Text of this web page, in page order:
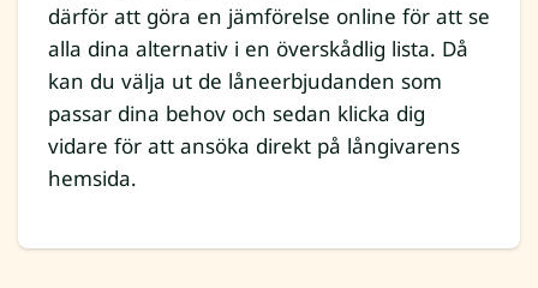
därför att göra en jämförelse online för att se
alla dina alternativ i en överskådlig lista. Då
kan du välja ut de låneerbjudanden som
passar dina behov och sedan klicka dig
vidare för att ansöka direkt på långivarens
hemsida.